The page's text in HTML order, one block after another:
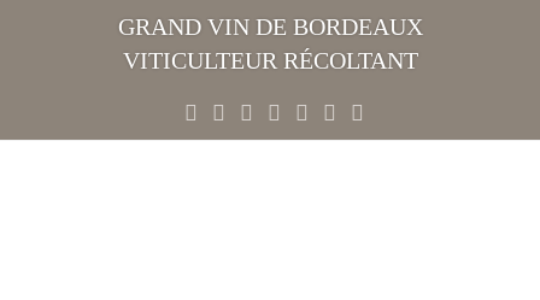
GRAND VIN DE BORDEAUX
VITICULTEUR RÉCOLTANT